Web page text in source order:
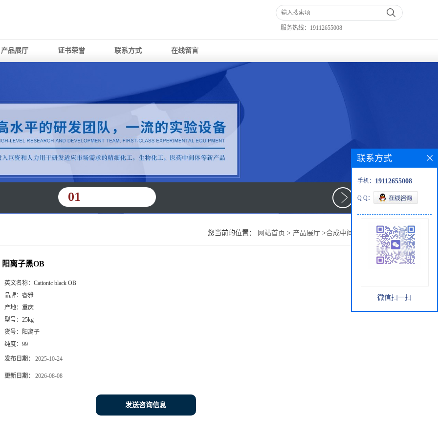
服务热线： 19112655008
产品展厅 证书荣誉 联系方式 在线留言
01
您当前的位置： 网站首页 > 产品展厅 >合成中间体 阳离子黑OB
阳离子黑OB
英文名称： Cationic black OB
品牌： 睿雅
产地： 重庆
型号： 25kg
货号：
阳离子
纯度： 99
发布日期： 2025-10-24
更新日期： 2026-08-08
发送咨询信息
联系方式
手机： 19112655008
Q Q：
微信扫一扫